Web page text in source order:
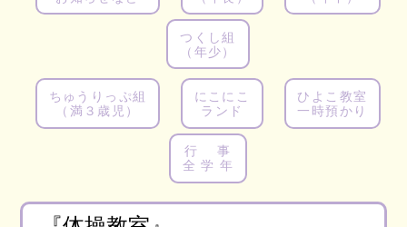
つくし組
（年少）
ちゅうりっぷ組
（満３歳児）
にこにこ
ランド
ひよこ教室
一時預かり
行 事
全 学 年